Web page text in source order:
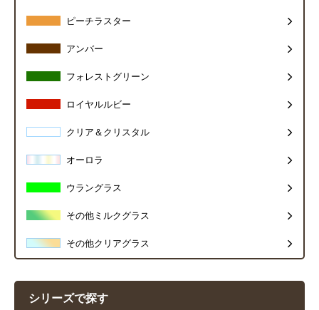
ピーチラスター
アンバー
フォレストグリーン
ロイヤルルビー
クリア＆クリスタル
オーロラ
ウラングラス
その他ミルクグラス
その他クリアグラス
シリーズで探す